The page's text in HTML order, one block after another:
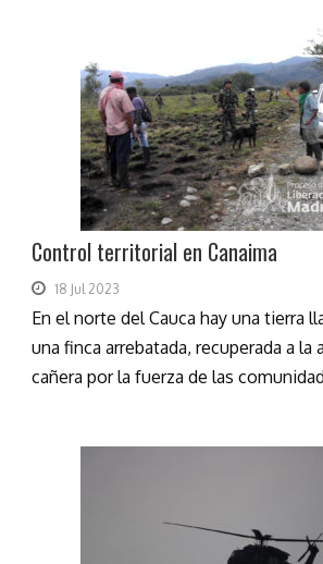
Control territorial en Canaima
18 Jul 2023
En el norte del Cauca hay una tierra
una finca arrebatada, recuperada a la
cañera por la fuerza de las